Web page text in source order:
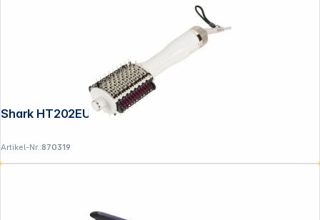
Shark HT202EU SmoothStyle
Artikel-Nr.:870319